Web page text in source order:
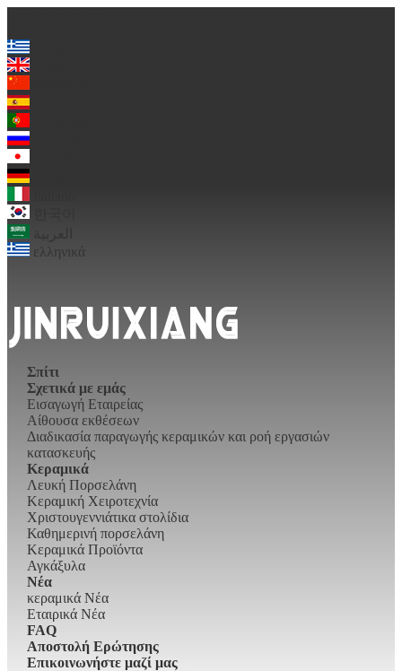
ελληνικά
Σπίτι
Σχετικά με εμάς
Εισαγωγή Εταιρείας
Αίθουσα εκθέσεων
Διαδικασία παραγωγής κεραμικών και ροή εργασιών
κατασκευής
Κεραμικά
Λευκή Πορσελάνη
Κεραμική Χειροτεχνία
Χριστουγεννιάτικα στολίδια
Καθημερινή πορσελάνη
Κεραμικά Προϊόντα
Αγκάξυλα
Νέα
κεραμικά Νέα
Εταιρικά Νέα
FAQ
Αποστολή Ερώτησης
Επικοινωνήστε μαζί μας